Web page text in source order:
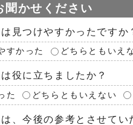
聞かせください
見つけやすかったですか
すかった どちらともいえ
役に立ちましたか？
た どちらともいえない
、今後の参考とさせてい